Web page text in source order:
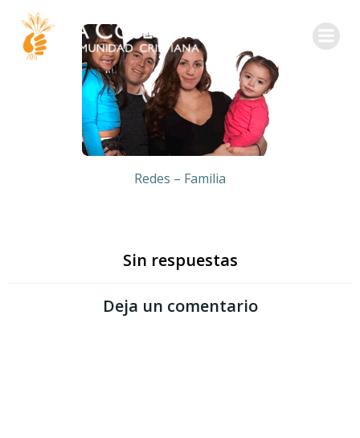
Redes – Familia
Sin respuestas
Deja un comentario